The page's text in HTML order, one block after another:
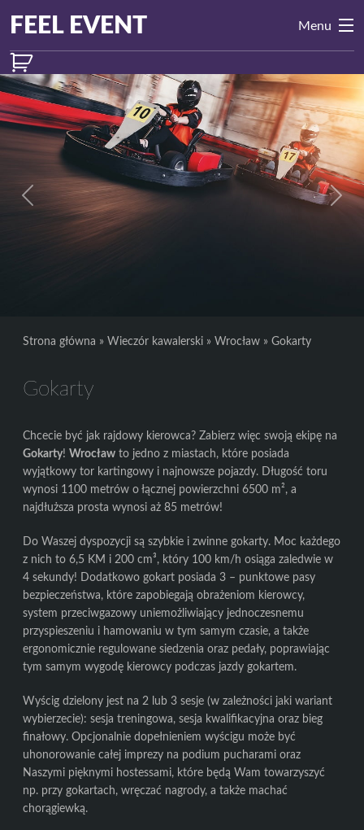
Main
Navigation
FEEL EVENT Menu
Previous Next
Strona główna » Wieczór kawalerski » Wrocław » Gokarty
Gokarty
Chcecie być jak rajdowy kierowca? Zabierz więc swoją ekipę na
Gokarty! Wrocław to jedno z miastach, które posiada
wyjątkowy tor kartingowy i najnowsze pojazdy. Długość toru
wynosi 1100 metrów o łącznej powierzchni 6500 m², a
najdłuższa prosta wynosi aż 85 metrów!
Do Waszej dyspozycji są szybkie i zwinne gokarty. Moc każdego
z nich to 6,5 KM i 200 cm³, który 100 km/h osiąga zaledwie w
4 sekundy! Dodatkowo gokart posiada 3 – punktowe pasy
bezpieczeństwa, które zapobiegają obrażeniom kierowcy,
system przeciwgazowy uniemożliwiający jednoczesnemu
przyspieszeniu i hamowaniu w tym samym czasie, a także
ergonomicznie regulowane siedzenia oraz pedały, poprawiając
tym samym wygodę kierowcy podczas jazdy gokartem.
Wyścig dzielony jest na 2 lub 3 sesje (w zależności jaki wariant
wybierzecie): sesja treningowa, sesja kwalifikacyjna oraz bieg
finałowy. Opcjonalnie dopełnieniem wyścigu może być
uhonorowanie całej imprezy na podium pucharami oraz
Naszymi pięknymi hostessami, które będą Wam towarzyszyć
np. przy gokartach, wręczać nagrody, a także machać
chorągiewką.